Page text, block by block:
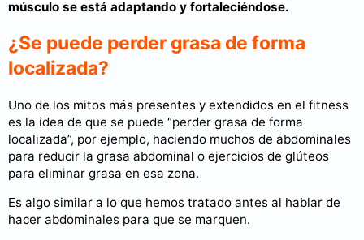
músculo se está adaptando y fortaleciéndose.
¿Se puede perder grasa de forma
localizada?
Uno de los mitos más presentes y extendidos en el fitness
es la idea de que se puede “perder grasa de forma
localizada”, por ejemplo, haciendo muchos de abdominales
para reducir la grasa abdominal o ejercicios de glúteos
para eliminar grasa en esa zona.
Es algo similar a lo que hemos tratado antes al hablar de
hacer abdominales para que se marquen.